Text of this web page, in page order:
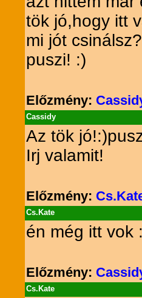
tök jó,hogy itt
mi jót
puszi! :)
Előzmény:
Cassidy
Az tök
Irj valamit!
Előzmény:
Cs.Kate
én még itt vok
Előzmény:
Cs.Kate